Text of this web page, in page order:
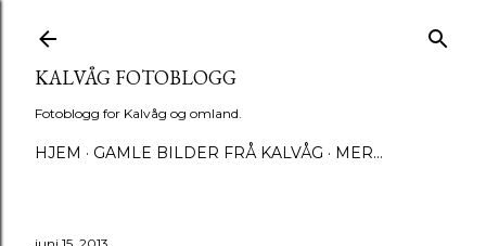
KALVÅG FOTOBLOGG
Fotoblogg for Kalvåg og omland.
HJEM GAMLE BILDER FRÅ KALVÅG MER…